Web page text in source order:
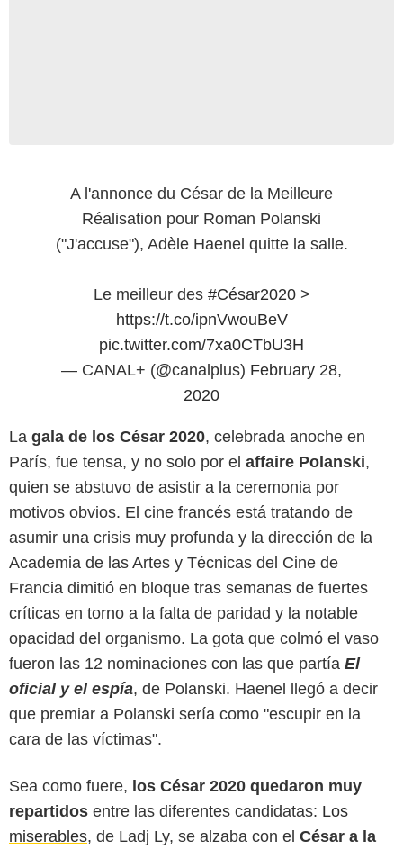
A l'annonce du César de la Meilleure
Réalisation pour Roman Polanski
("J'accuse"), Adèle Haenel quitte la salle.
Le meilleur des #César2020>
https://t.co/ipnVwouBeV
pic.twitter.com/7xa0CTbU3H
— CANAL+ (@canalplus) February 28,
2020
La gala de los César 2020, celebrada anoche en
París, fue tensa, y no solo por el affaire Polanski,
quien se abstuvo de asistir a la ceremonia por
motivos obvios. El cine francés está tratando de
asumir una crisis muy profunda y la dirección de la
Academia de las Artes y Técnicas del Cine de
Francia dimitió en bloque tras semanas de fuertes
críticas en torno a la falta de paridad y la notable
opacidad del organismo. La gota que colmó el vaso
fueron las 12 nominaciones con las que partía El
oficial y el espía, de Polanski. Haenel llegó a decir
que premiar a Polanski sería como "escupir en la
cara de las víctimas".
Sea como fuere, los César 2020 quedaron muy
repartidos entre las diferentes candidatas: Los
miserables, de Ladj Ly, se alzaba con el César a la